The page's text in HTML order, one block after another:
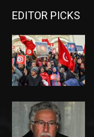
EDITOR PICKS